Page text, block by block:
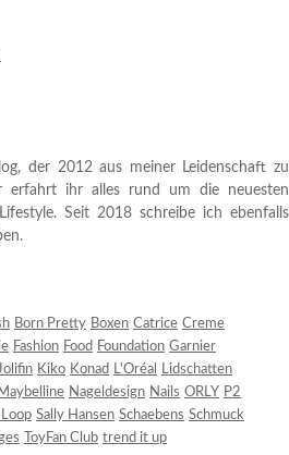
der 2012 aus meiner Leidenschaft zu
erfahrt ihr alles rund um die neuesten
Seit 2018 schreibe ich ebenfalls
Born Pretty Boxen Catrice Creme
Fashion Food Foundation Garnier
Kiko Konad L'Oréal
Lidschatten
Maybelline Nageldesign Nails ORLY P2
Loop Sally Hansen Schaebens Schmuck
ToyFan Club trend it up